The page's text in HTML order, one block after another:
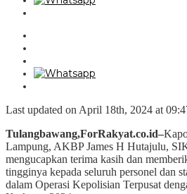
Last updated on April 18th, 2024 at
Tulangbawang,ForRakyat.co.id–
Lampung, AKBP James H Hutajulu,
mengucapkan terima kasih dan
tingginya kepada seluruh personel dan
dalam Operasi Kepolisian Terpusat